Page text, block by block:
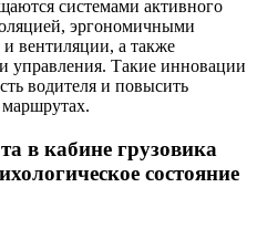
системами активного
эргономичными
вентиляции, а также
управления. Такие инновации
водителя и повысить
в кабине грузовика
состояние